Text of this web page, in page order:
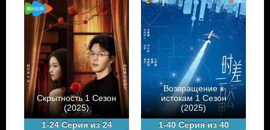
Скрытность 1 Сезон
(2025)
1-24 Серия из 24
Возвращение к
истокам 1 Сезон
(2025)
1-40 Серия из 40